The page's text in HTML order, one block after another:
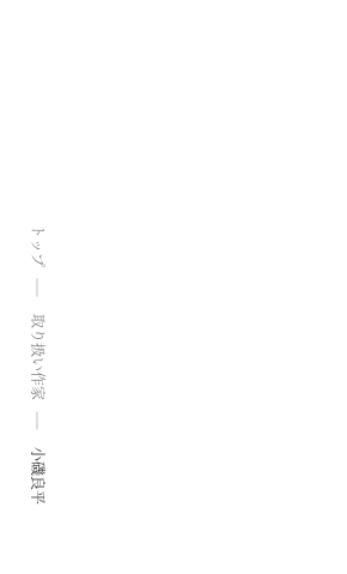
トップ
取り扱い作家
小磯良平